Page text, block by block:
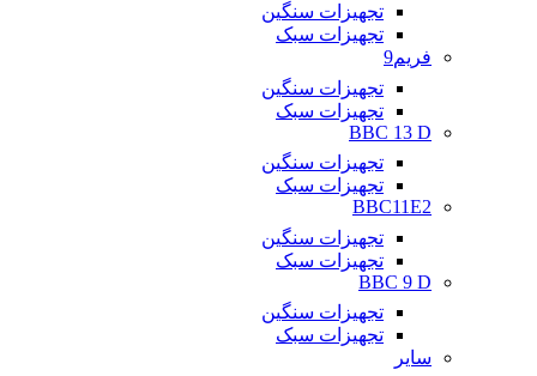
تجهیزات سنگین
تجهیزات سبک
فریم9
تجهیزات سنگین
تجهیزات سبک
BBC 13 D
تجهیزات سنگین
تجهیزات سبک
BBC11E2
تجهیزات سنگین
تجهیزات سبک
BBC 9 D
تجهیزات سنگین
تجهیزات سبک
سایر